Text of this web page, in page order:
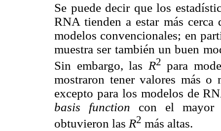
Se puede decir que los
RNA tienden a estar más
modelos convencionales; en
muestra ser también un buen
Sin embargo, las R2 para
mostraron tener valores más o
excepto para los modelos de
basis function con el mayor
obtuvieron las R2 más altas.